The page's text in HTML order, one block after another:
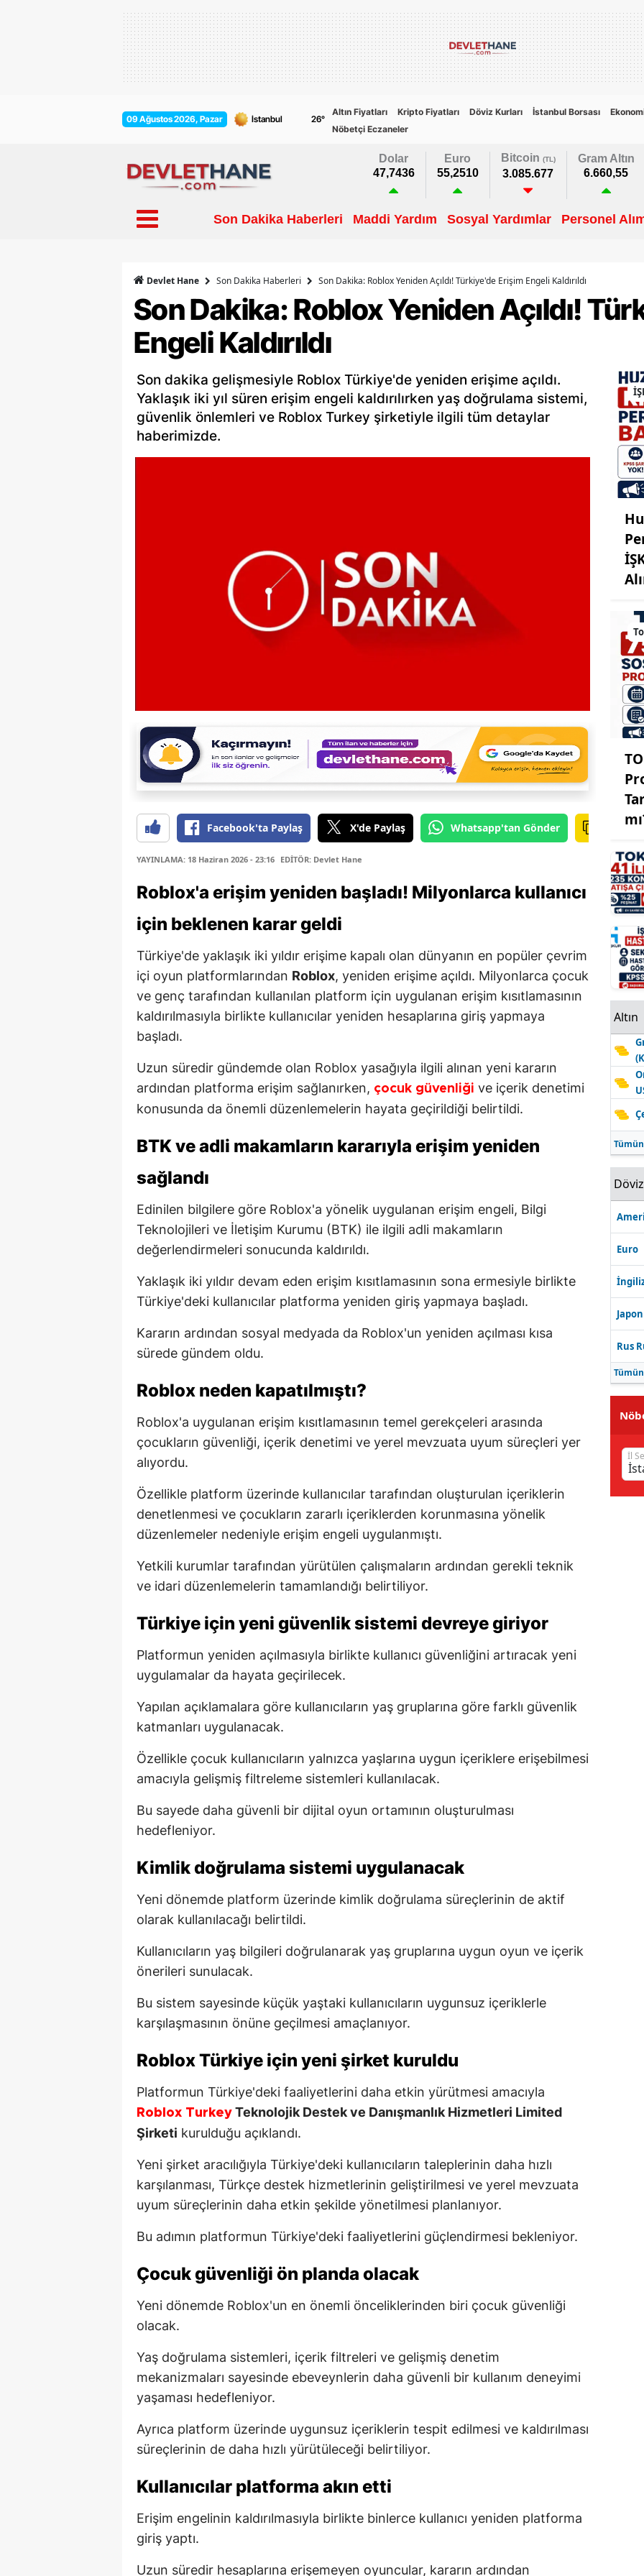
09 Ağustos 2026, Pazar 26°
Altın Fiyatları Kripto Fiyatları Döviz Kurları İstanbul Borsası
Nöbetçi Eczaneler
Dolar
47,7436
Euro
55,2510
Bitcoin (TL)
3.085.677
Gram Altın
6.660,55
Son Dakika Haberleri Maddi Yardım Sosyal Yardımlar Personel
Devlet Hane Son Dakika Haberleri Son Dakika: Roblox Yeniden Açıldı! Türkiye'de Erişim Engeli Kaldırıldı
Son Dakika: Roblox Yeniden Açıldı!
Engeli Kaldırıldı
Son dakika gelişmesiyle Roblox Türkiye'de yeniden erişime açıldı.
Yaklaşık iki yıl süren erişim engeli kaldırılırken yaş doğrulama sistemi,
güvenlik önlemleri ve Roblox Turkey şirketiyle ilgili tüm detaylar
haberimizde.
Facebook'ta Paylaş X'de Paylaş Whatsapp'tan Gönder
YAYINLAMA: 18 Haziran 2026 - 23:16 EDİTÖR: Devlet Hane
Roblox'a erişim yeniden başladı! Milyonlarca kullanıcı
için beklenen karar geldi
Türkiye'de yaklaşık iki yıldır erişime kapalı olan dünyanın en popüler çevrim
içi oyun platformlarından Roblox, yeniden erişime açıldı. Milyonlarca çocuk
ve genç tarafından kullanılan platform için uygulanan erişim kısıtlamasının
kaldırılmasıyla birlikte kullanıcılar yeniden hesaplarına giriş yapmaya
başladı.
Uzun süredir gündemde olan Roblox yasağıyla ilgili alınan yeni kararın
ardından platforma erişim sağlanırken, çocuk güvenliği ve içerik denetimi
konusunda da önemli düzenlemelerin hayata geçirildiği belirtildi.
BTK ve adli makamların kararıyla erişim yeniden
sağlandı
Edinilen bilgilere göre Roblox'a yönelik uygulanan erişim engeli, Bilgi
Teknolojileri ve İletişim Kurumu (BTK) ile ilgili adli makamların
değerlendirmeleri sonucunda kaldırıldı.
Yaklaşık iki yıldır devam eden erişim kısıtlamasının sona ermesiyle birlikte
Türkiye'deki kullanıcılar platforma yeniden giriş yapmaya başladı.
Kararın ardından sosyal medyada da Roblox'un yeniden açılması kısa
sürede gündem oldu.
Roblox neden kapatılmıştı?
Roblox'a uygulanan erişim kısıtlamasının temel gerekçeleri arasında
çocukların güvenliği, içerik denetimi ve yerel mevzuata uyum süreçleri yer
alıyordu.
Özellikle platform üzerinde kullanıcılar tarafından oluşturulan içeriklerin
denetlenmesi ve çocukların zararlı içeriklerden korunmasına yönelik
düzenlemeler nedeniyle erişim engeli uygulanmıştı.
Yetkili kurumlar tarafından yürütülen çalışmaların ardından gerekli teknik
ve idari düzenlemelerin tamamlandığı belirtiliyor.
Türkiye için yeni güvenlik sistemi devreye giriyor
Platformun yeniden açılmasıyla birlikte kullanıcı güvenliğini artıracak yeni
uygulamalar da hayata geçirilecek.
Yapılan açıklamalara göre kullanıcıların yaş gruplarına göre farklı güvenlik
katmanları uygulanacak.
Özellikle çocuk kullanıcıların yalnızca yaşlarına uygun içeriklere erişebilmesi
amacıyla gelişmiş filtreleme sistemleri kullanılacak.
Bu sayede daha güvenli bir dijital oyun ortamının oluşturulması
hedefleniyor.
Kimlik doğrulama sistemi uygulanacak
Yeni dönemde platform üzerinde kimlik doğrulama süreçlerinin de aktif
olarak kullanılacağı belirtildi.
Kullanıcıların yaş bilgileri doğrulanarak yaş gruplarına uygun oyun ve içerik
önerileri sunulacak.
Bu sistem sayesinde küçük yaştaki kullanıcıların uygunsuz içeriklerle
karşılaşmasının önüne geçilmesi amaçlanıyor.
Roblox Türkiye için yeni şirket kuruldu
Platformun Türkiye'deki faaliyetlerini daha etkin yürütmesi amacıyla
Roblox Turkey Teknolojik Destek ve Danışmanlık Hizmetleri Limited
Şirketi kurulduğu açıklandı.
Yeni şirket aracılığıyla Türkiye'deki kullanıcıların taleplerinin daha hızlı
karşılanması, Türkçe destek hizmetlerinin geliştirilmesi ve yerel mevzuata
uyum süreçlerinin daha etkin şekilde yönetilmesi planlanıyor.
Bu adımın platformun Türkiye'deki faaliyetlerini güçlendirmesi bekleniyor.
Çocuk güvenliği ön planda olacak
Yeni dönemde Roblox'un en önemli önceliklerinden biri çocuk güvenliği
olacak.
Yaş doğrulama sistemleri, içerik filtreleri ve gelişmiş denetim
mekanizmaları sayesinde ebeveynlerin daha güvenli bir kullanım deneyimi
yaşaması hedefleniyor.
Ayrıca platform üzerinde uygunsuz içeriklerin tespit edilmesi ve kaldırılması
süreçlerinin de daha hızlı yürütüleceği belirtiliyor.
Kullanıcılar platforma akın etti
Erişim engelinin kaldırılmasıyla birlikte binlerce kullanıcı yeniden platforma
giriş yaptı.
Uzun süredir hesaplarına erişemeyen oyuncular, kararın ardından
Altın
Döviz
Euro
Rus
İl